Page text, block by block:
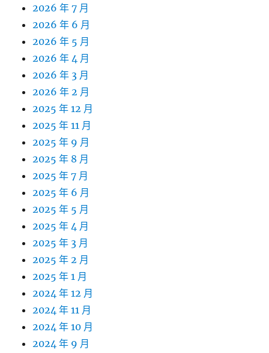
2026 年 7 月
2026 年 6 月
2026 年 5 月
2026 年 4 月
2026 年 3 月
2026 年 2 月
2025 年 12 月
2025 年 11 月
2025 年 9 月
2025 年 8 月
2025 年 7 月
2025 年 6 月
2025 年 5 月
2025 年 4 月
2025 年 3 月
2025 年 2 月
2025 年 1 月
2024 年 12 月
2024 年 11 月
2024 年 10 月
2024 年 9 月